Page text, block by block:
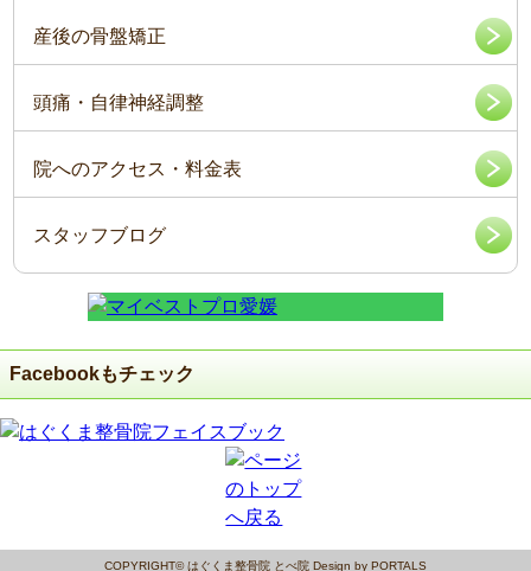
産後の骨盤矯正
頭痛・自律神経調整
院へのアクセス・料金表
スタッフブログ
Facebookもチェック
COPYRIGHT© はぐくま整骨院 とべ院 Design by PORTALS